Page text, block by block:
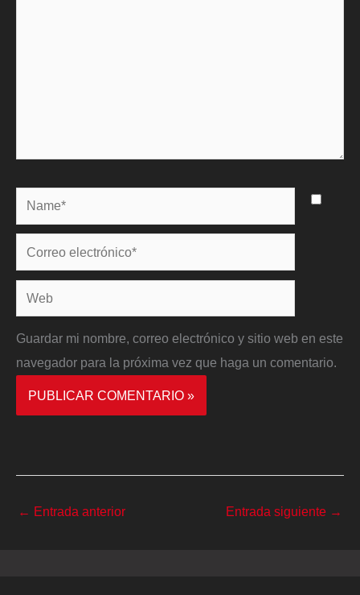
Name*
Correo
electrónico*
Web
Guardar mi nombre, correo electrónico y sitio web en este
navegador para la próxima vez que haga un comentario.
← Entrada anterior Entrada siguiente →